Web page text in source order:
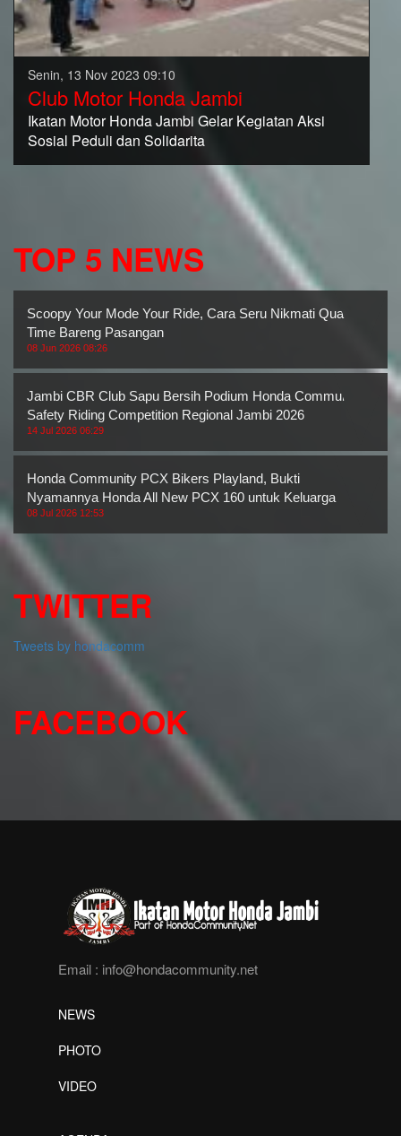
Senin, 13 Nov 2023 09:10
Club Motor Honda Jambi
Ikatan Motor Honda Jambi Gelar Kegiatan Aksi
Sosial Peduli dan Solidarita
TOP 5 NEWS
Scoopy Your Mode Your Ride, Cara Seru Nikmati Quality
Time Bareng Pasangan
08 Jun 2026 08:26
Jambi CBR Club Sapu Bersih Podium Honda Community
Safety Riding Competition Regional Jambi 2026
14 Jul 2026 06:29
Honda Community PCX Bikers Playland, Bukti
Nyamannya Honda All New PCX 160 untuk Keluarga
08 Jul 2026 12:53
TWITTER
Tweets by hondacomm
FACEBOOK
Email : info@hondacommunity.net
NEWS
PHOTO
VIDEO